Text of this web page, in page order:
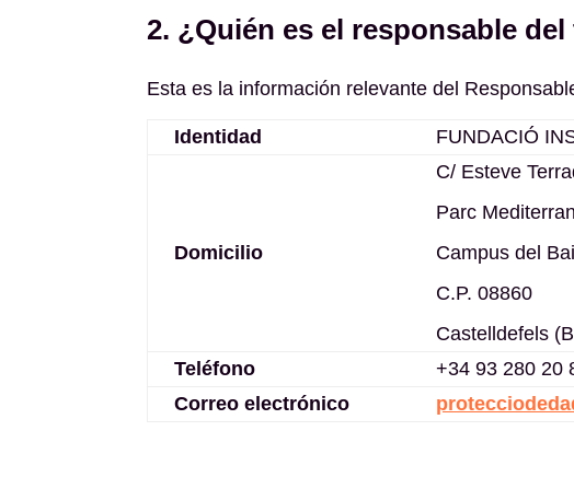
2. ¿Quién es el responsable
Esta es la información relevante del
Identidad FUNDACIÓ
Domicilio
C/ Esteve
Parc
Campus del
C.P. 08860
Castelldefels
Teléfono
+34 93 280 20
Correo electrónico